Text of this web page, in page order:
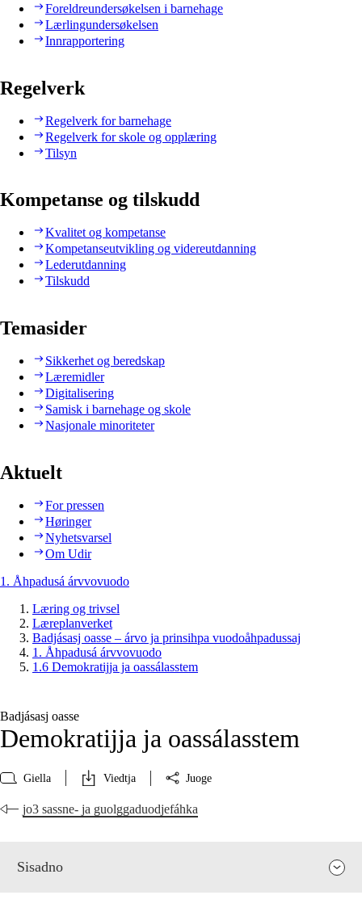
Foreldreundersøkelsen i barnehage
Lærlingundersøkelsen
Innrapportering
Regelverk
Regelverk for barnehage
Regelverk for skole og opplæring
Tilsyn
Kompetanse og tilskudd
Kvalitet og kompetanse
Kompetanseutvikling og videreutdanning
Lederutdanning
Tilskudd
Temasider
Sikkerhet og beredskap
Læremidler
Digitalisering
Samisk i barnehage og skole
Nasjonale minoriteter
Aktuelt
For pressen
Høringer
Nyhetsvarsel
Om Udir
1. Åhpadusá árvvovuodo
Læring og trivsel
Læreplanverket
Badjásasj oasse – árvo ja prinsihpa vuodoåhpadussaj
1. Åhpadusá árvvovuodo
1.6 Demokratijja ja oassálasstem
Badjásasj oasse
Demokratijja ja oassálasstem
Giella Viedtja Juoge
jo3 sassne- ja guolggaduodjefáhka
Sisadno